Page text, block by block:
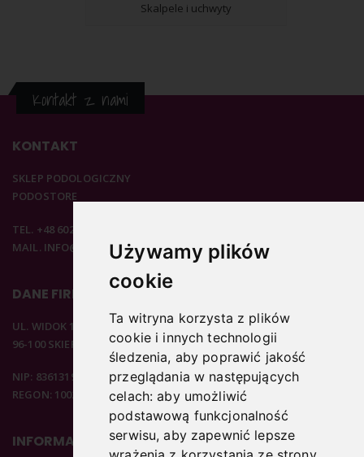
Używamy plików
cookie
Ta witryna korzysta z plików
cookie i innych technologii
śledzenia, aby poprawić jakość
przeglądania w następujących
celach:aby umożliwić
podstawową funkcjonalność
serwisu,aby zapewnić lepsze
Skalpele i uchwyty
Kontakt z nami
KONTAKT
SKLEP PODOLOGICZNY
PODOSTORE
TEL. +48 602 537 894
MAIL. INFO@PODOSTORE.PL
DANE FIRMOWE
UL. WIDOK 15B
96-100 SKIERNIEWICE
NIP: 8361319313
REGON: 100297020
INFORMACJE